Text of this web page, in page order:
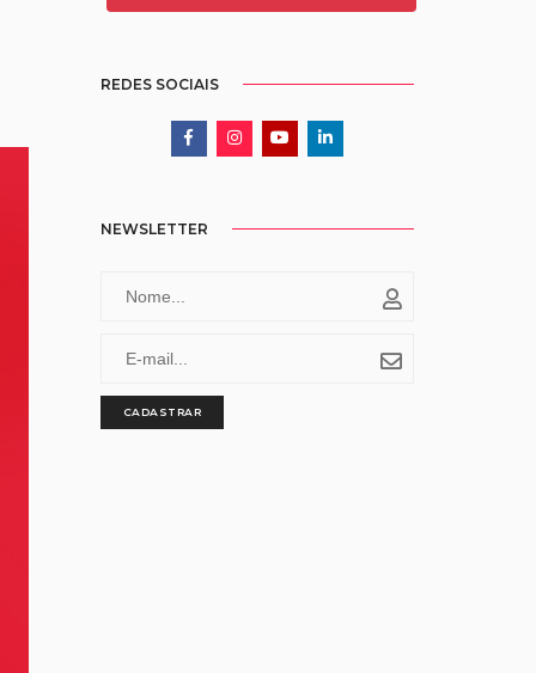
REDES SOCIAIS
NEWSLETTER
CADASTRAR